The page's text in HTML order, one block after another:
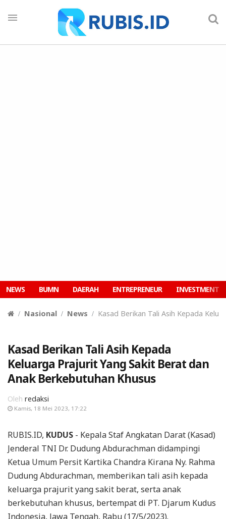
NEWS BUMN DAERAH ENTREPRENEUR INVESTMENT
Nasional News Kasad Berikan Tali Asih Kepada
Kasad Berikan Tali Asih Kepada
Keluarga Prajurit Yang Sakit Berat dan
Anak Berkebutuhan Khusus
Oleh redaksi
Kamis, 18 Mei 2023, 17:22
RUBIS.ID, KUDUS - Kepala Staf Angkatan Darat (Kasad)
Jenderal TNI Dr. Dudung Abdurachman didampingi
Ketua Umum Persit Kartika Chandra Kirana Ny. Rahma
Dudung Abdurachman, memberikan tali asih kepada
keluarga prajurit yang sakit berat, serta anak
berkebutuhan khusus, bertempat di PT. Djarum Kudus
Indonesia, Jawa Tengah, Rabu (17/5/2023).